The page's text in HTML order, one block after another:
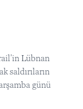
Lübnan
saldırıların
günü